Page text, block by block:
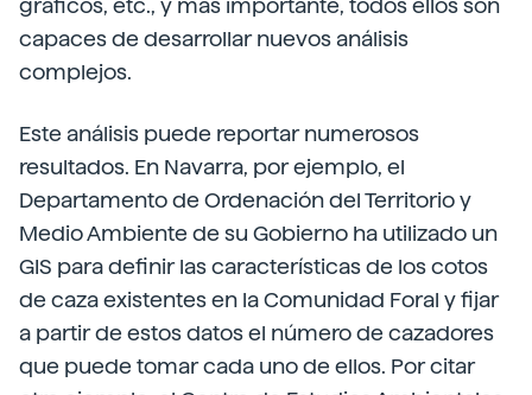
gráficos, etc., y más importante, todos ellos son
capaces de desarrollar nuevos análisis
complejos.
Este análisis puede reportar numerosos
resultados. En Navarra, por ejemplo, el
Departamento de Ordenación del Territorio y
Medio Ambiente de su Gobierno ha utilizado un
GIS para definir las características de los cotos
de caza existentes en la Comunidad Foral y fijar
a partir de estos datos el número de cazadores
que puede tomar cada uno de ellos. Por citar